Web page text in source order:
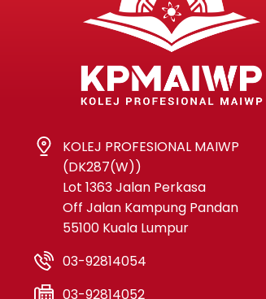
KOLEJ PROFESIONAL MAIWP
(DK287(W))
Lot 1363 Jalan Perkasa
Off Jalan Kampung Pandan
55100 Kuala Lumpur
03-92814054
03-92814052